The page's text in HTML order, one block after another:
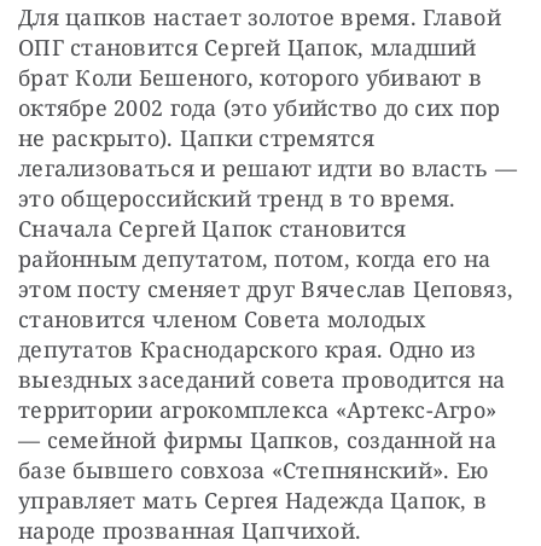
Для цапков настает золотое время. Главой
ОПГ становится Сергей Цапок, младший
брат Коли Бешеного, которого убивают в
октябре 2002 года (это убийство до сих пор
не раскрыто). Цапки стремятся
легализоваться и решают идти во власть —
это общероссийский тренд в то время.
Сначала Сергей Цапок становится
районным депутатом, потом, когда его на
этом посту сменяет друг Вячеслав Цеповяз,
становится членом Совета молодых
депутатов Краснодарского края. Одно из
выездных заседаний совета проводится на
территории агрокомплекса «Артекс-Агро»
— семейной фирмы Цапков, созданной на
базе бывшего совхоза «Степнянский». Ею
управляет мать Сергея Надежда Цапок, в
народе прозванная Цапчихой.